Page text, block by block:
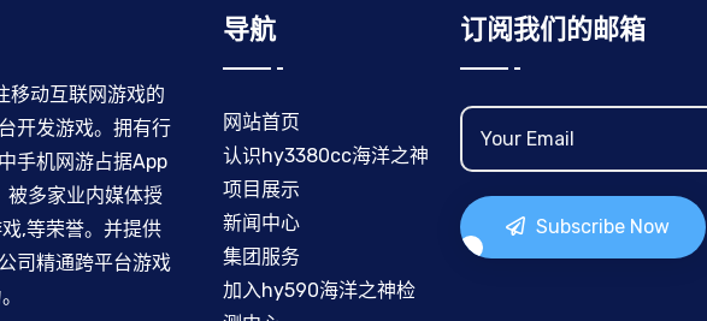
移动互联网游戏的
开发游戏。拥有行
手机网游占据App
多家业内媒体授
,等荣誉。并提供
司精通跨平台游戏
导航
网站首页
认识hy3380cc海洋之神
项目展示
新闻中心
集团服务
加入hy590海洋之神检
订阅我们的邮箱
Subscribe Now